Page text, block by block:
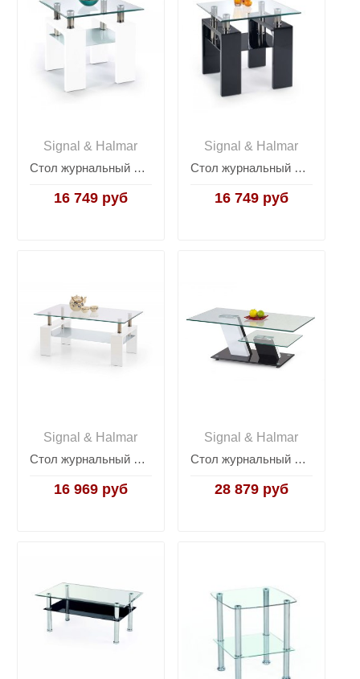
Signal & Halmar
Стол журнальный Halmar DIANA H KWADRAT (белый)
16 749 руб
Signal & Halmar
Стол журнальный Halmar DIANA H KWADRAT (черный)
16 749 руб
Signal & Halmar
Стол журнальный Halmar DIANA INTRO (белый)
16 969 руб
Signal & Halmar
Стол журнальный Halmar SAVANA
28 879 руб